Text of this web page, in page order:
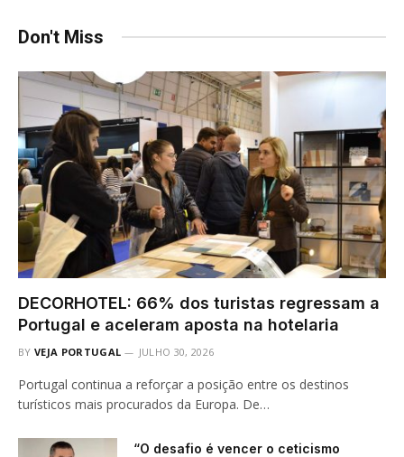
Don't Miss
DECORHOTEL: 66% dos turistas regressam a
Portugal e aceleram aposta na hotelaria
BY VEJA PORTUGAL JULHO 30, 2026
Portugal continua a reforçar a posição entre os destinos
turísticos mais procurados da Europa. De…
“O desafio é vencer o ceticismo